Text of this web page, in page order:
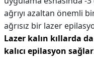
ağrıyı azaltan önemli
ağrısız bir lazer
Lazer kalın kıllarda
kalıcı epilasyon sağlar